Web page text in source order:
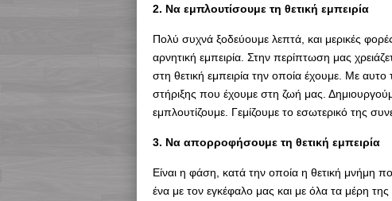
2. Να εμπλουτίσουμε τη θετική εμπειρία
Πολύ συχνά ξοδεύουμε λεπτά, και μερικές
αρνητική εμπειρία. Στην περίπτωση μας
στη θετική εμπειρία την οποία έχουμε. Με
στήριξης που έχουμε στη ζωή μας.
εμπλουτίζουμε. Γεμίζουμε το εσωτερικό της
3. Να απορροφήσουμε τη θετική εμπειρία
Είναι η φάση, κατά την οποία η θετική μνήμη
ένα με τον εγκέφαλο μας και με όλα τα μέρη